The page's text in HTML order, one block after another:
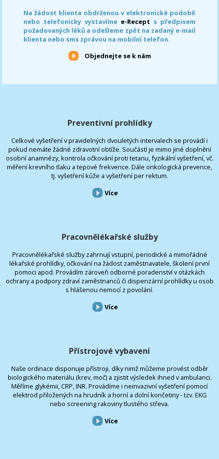
Na žádost klienta obdrženou v elektronické podobě
nebo telefonicky vystavíme e-Recept s předpisem
požadovaných léků a odešleme zpět na zadaný e-mail
klienta nebo sms zprávou na mobilní telefon.
Objednejte se k nám
Preventivní prohlídky
Celkové vyšetření v pravidelných dvouletých intervalech se provádí i
pokud nemáte žádné zdravotní obtíže. Součástí je mimo jiné doplnění
osobní anamnézy, kontrola očkování proti tetanu, fyzikální vyšetření, vč.
měření krevního tlaku a tepové frekvence. Dále onkologická prevence,
tj. vyšetření kůže a vyšetření per rektum.
Více
Pracovnělékařské služby
Pracovnělékařské služby zahrnují vstupní, periodické a mimořádné
lékařské prohlídky, očkování na žádost zaměstnavatele, školení první
pomoci apod. Provádím zároveň odborné poradenství v otázkách
ochrany a podpory zdraví zaměstnanců či dispenzární prohlídky u osob
s hlášenou nemocí z povolání.
Více
Přístrojové vybavení
Naše ordinace disponuje přístroji, díky nimž můžeme provést odběr
biologického materiálu (krev, moč) a zjistit výsledek ihned v ambulanci.
Měříme glykémii, CRP, INR. Provádíme i neinvazivní vyšetření pomocí
elektrod přiložených na hrudník a horní a dolní končetiny - tzv. EKG
nebo screening rakoviny tlustého střeva.
Více